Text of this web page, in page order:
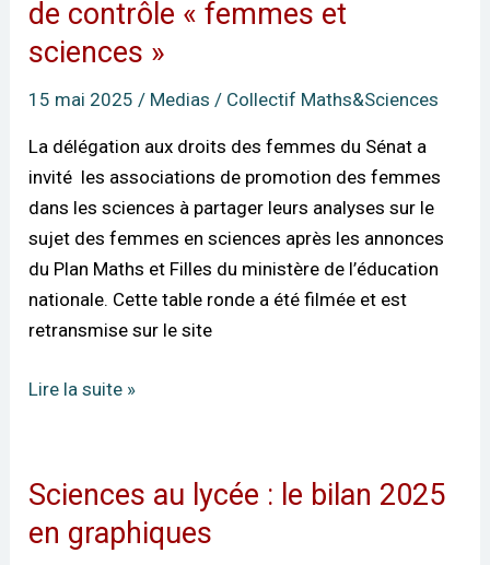
de contrôle « femmes et
sciences »
15 mai 2025/ Medias / Collectif Maths&Sciences
La délégation aux droits des femmes du Sénat a
invité les associations de promotion des femmes
dans les sciences à partager leurs analyses sur le
sujet des femmes en sciences après les annonces
du Plan Maths et Filles du ministère de l’éducation
nationale. Cette table ronde a été filmée et est
retransmise sur le site
Sénat
:
de
contrôle
« femmes
et
sciences »
Lire la suite »
Sciences au lycée : le bilan 2025
en graphiques
Sciences
lycée